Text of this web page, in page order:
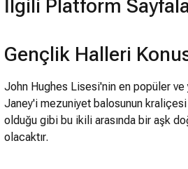
İlgili Platform
Gençlik Halleri
John Hughes Lisesi'nin en popüler ve
Janey'i mezuniyet balosunun
olduğu gibi bu ikili arasında bir aşk
olacaktır.